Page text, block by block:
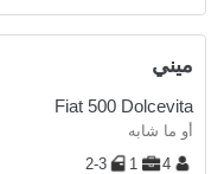
ميني
Fiat 500 Dolcevita
أو ما شابه
4
1
2-3